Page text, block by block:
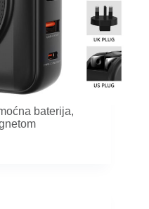
baterija,